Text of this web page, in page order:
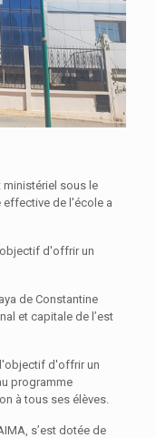
ministériel sous le
effective de l'école a
d'offrir un
de Constantine
et capitale de l’est
d'offrir un
programme
à tous ses élèves.
s’est dotée de